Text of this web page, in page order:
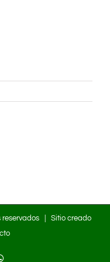
reservados | Sitio creado
WhatsApp